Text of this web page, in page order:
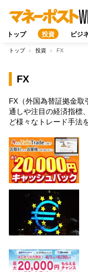
トップ 投資 ビジ
トップ 投資 FX
FX
FX（外国為替証拠金取
通しや注目の経済指標
ど様々なトレード手法